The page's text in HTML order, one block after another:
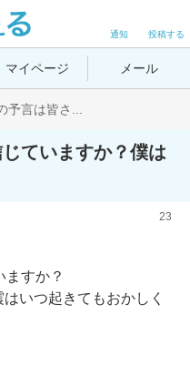
投稿する
通知
マイページ メール
予言は皆さ...
ていますか？僕は
23
すか？
いつ起きてもおかしく